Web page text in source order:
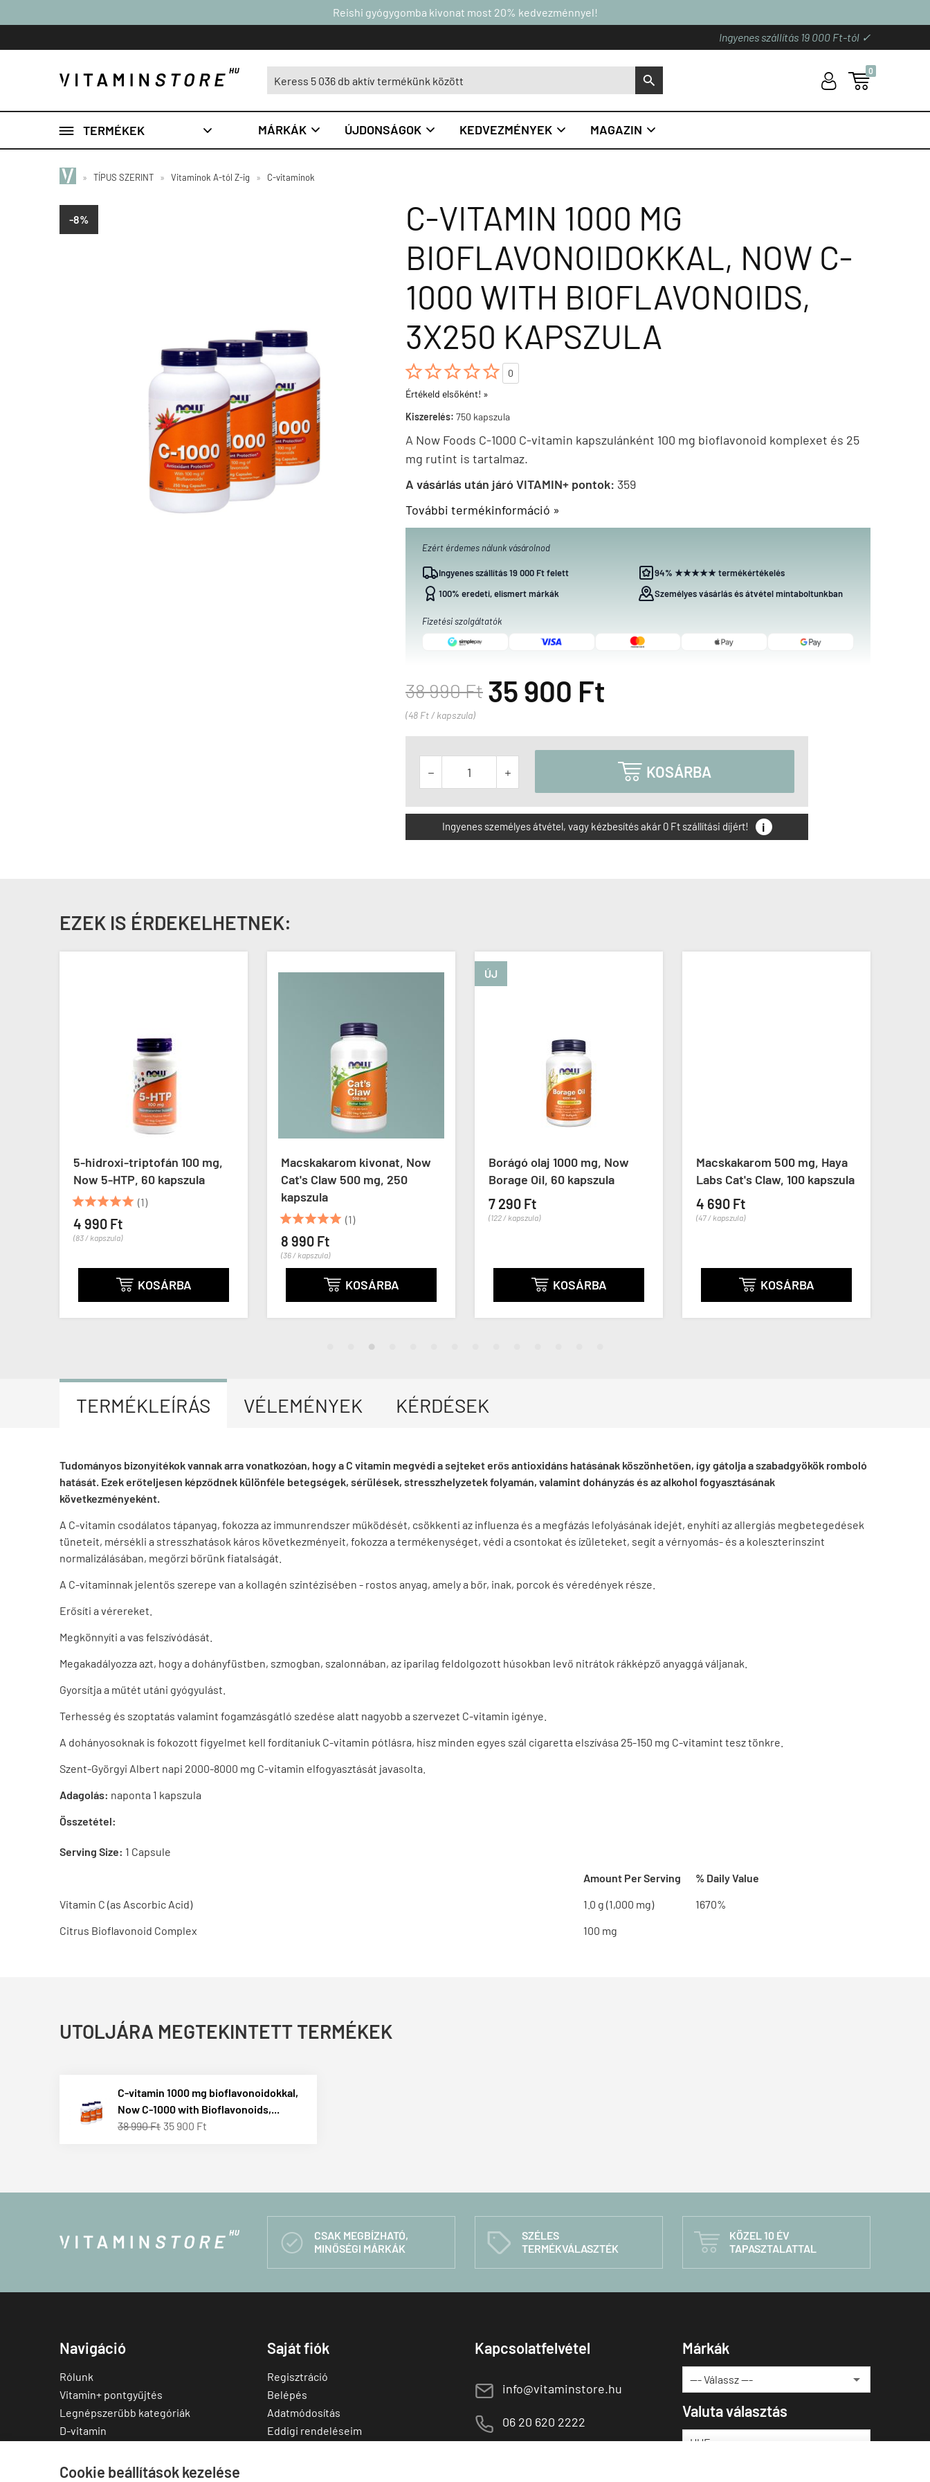
Cookie beállítások kezelése
Reishi gyógygomba kivonat most 20% kedvezménnyel!
Ingyenes szállítás 19 000 Ft-tól ✓
S U 
0
 TERMÉKEK  MÁRKÁK  ÚJDONSÁGOK  KEDVEZMÉNYEK  MAGAZIN 
» TÍPUS SZERINT » Vitaminok A-tól Z-ig » C-vitaminok
-8%
C-VITAMIN 1000 MG
BIOFLAVONOIDOKKAL, NOW C-
1000 WITH BIOFLAVONOIDS,
3X250 KAPSZULA

0
Értékeld elsőként! »
Kiszerelés: 750 kapszula
A Now Foods C-1000 C-vitamin kapszulánként 100 mg bioflavonoid komplexet és 25
mg rutint is tartalmaz.
A vásárlás után járó VITAMIN+ pontok: 359
További termékinformáció »
Ezért érdemes nálunk vásárolnod
Ingyenes szállítás 19 000 Ft felett
94% ★★★★★ termékértékelés
100% eredeti, elismert márkák
Személyes vásárlás és átvétel mintaboltunkban
Fizetési szolgáltatók
38 990 Ft 35 900 Ft
(48 Ft / kapszula)
   KOSÁRBA
Ingyenes személyes átvétel, vagy kézbesítés akár 0 Ft szállítási díjért! i
EZEK IS ÉRDEKELHETNEK:
5-hidroxi-triptofán 100 mg,
Now 5-HTP, 60 kapszula
 (1)
4 990 Ft
(83 / kapszula)
 KOSÁRBA
Macskakarom kivonat, Now
Cat's Claw 500 mg, 250
kapszula
 (1)
8 990 Ft
(36 / kapszula)
 KOSÁRBA
ÚJ
Borágó olaj 1000 mg, Now
Borage Oil, 60 kapszula
7 290 Ft
(122 / kapszula)
 KOSÁRBA
Macskakarom 500 mg, Haya
Labs Cat's Claw, 100 kapszula
4 690 Ft
(47 / kapszula)
 KOSÁRBA
TERMÉKLEÍRÁS VÉLEMÉNYEK KÉRDÉSEK
Tudományos bizonyítékok vannak arra vonatkozóan, hogy a C vitamin megvédi a sejteket erős antioxidáns hatásának köszönhetően, így gátolja a szabadgyökök romboló
hatását. Ezek erőteljesen képződnek különféle betegségek, sérülések, stresszhelyzetek folyamán, valamint dohányzás és az alkohol fogyasztásának
következményeként.
A C-vitamin csodálatos tápanyag, fokozza az immunrendszer működését, csökkenti az influenza és a megfázás lefolyásának idejét, enyhíti az allergiás megbetegedések
tüneteit, mérsékli a stresszhatások káros következményeit, fokozza a termékenységet, védi a csontokat és ízületeket, segít a vérnyomás- és a koleszterinszint
normalizálásában, megőrzi bőrünk fiatalságát.
A C-vitaminnak jelentős szerepe van a kollagén szintézisében - rostos anyag, amely a bőr, inak, porcok és véredények része.
Erősíti a vérereket.
Megkönnyíti a vas felszívódását.
Megakadályozza azt, hogy a dohányfüstben, szmogban, szalonnában, az iparilag feldolgozott húsokban levő nitrátok rákképző anyaggá váljanak.
Gyorsítja a műtét utáni gyógyulást.
Terhesség és szoptatás valamint fogamzásgátló szedése alatt nagyobb a szervezet C-vitamin igénye.
A dohányosoknak is fokozott figyelmet kell fordítaniuk C-vitamin pótlásra, hisz minden egyes szál cigaretta elszívása 25-150 mg C-vitamint tesz tönkre.
Szent-Györgyi Albert napi 2000-8000 mg C-vitamin elfogyasztását javasolta.
Adagolás: naponta 1 kapszula
Összetétel:
Serving Size: 1 Capsule
Amount Per Serving
% Daily Value
Vitamin C (as Ascorbic Acid)
1.0 g (1,000 mg)
1670%
Citrus Bioflavonoid Complex
100 mg
UTOLJÁRA MEGTEKINTETT TERMÉKEK
C-vitamin 1000 mg bioflavonoidokkal,
Now C-1000 with Bioflavonoids,...
38 990 Ft 35 900 Ft

CSAK MEGBÍZHATÓ,
MINŐSÉGI MÁRKÁK
C
SZÉLES
TERMÉKVÁLASZTÉK

KÖZEL 10 ÉV
TAPASZTALATTAL
Navigáció
Rólunk
Vitamin+ pontgyűjtés
Legnépszerűbb kategóriák
D-vitamin
Multivitamin
Saját fiók
Regisztráció
Belépés
Adatmódosítás
Eddigi rendeléseim
Kapcsolatfelvétel
E info@vitaminstore.hu
M 06 20 620 2222
Márkák
Valuta választás